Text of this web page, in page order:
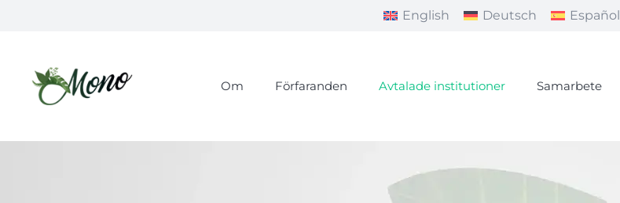
English Deutsch Español
Om Förfaranden Avtalade institutioner Samarbete